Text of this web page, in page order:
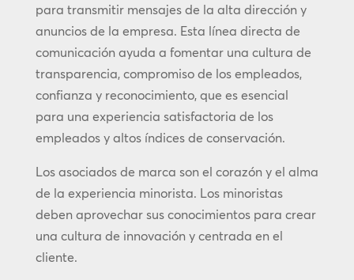
para transmitir mensajes de la alta dirección y
anuncios de la empresa. Esta línea directa de
comunicación ayuda a fomentar una cultura de
transparencia, compromiso de los empleados,
confianza y reconocimiento, que es esencial
para una experiencia satisfactoria de los
empleados y altos índices de conservación.
Los asociados de marca son el corazón y el alma
de la experiencia minorista. Los minoristas
deben aprovechar sus conocimientos para crear
una cultura de innovación y centrada en el
cliente.